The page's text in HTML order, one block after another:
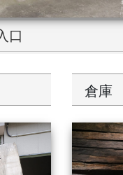
口
倉庫